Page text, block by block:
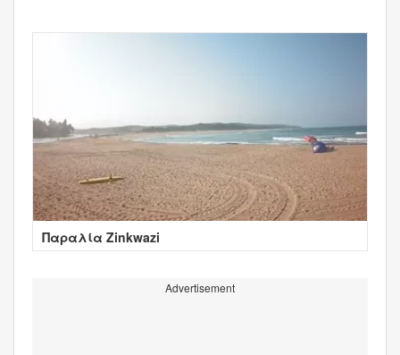
Παραλία Zinkwazi
Advertisement